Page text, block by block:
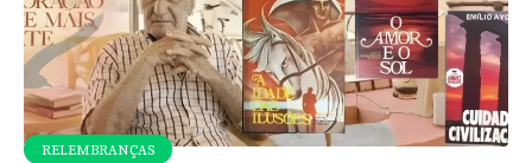
RELEMBRANÇAS